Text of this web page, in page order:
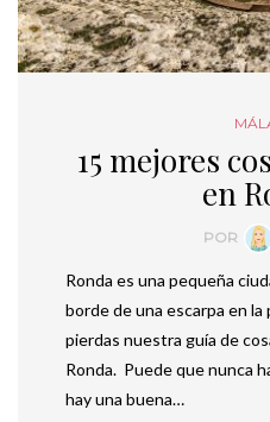
15 mejores
en
POR
Ronda es una pequeña
borde de una escarpa en
pierdas nuestra guía de
Ronda. Puede que nunca
hay una buena…